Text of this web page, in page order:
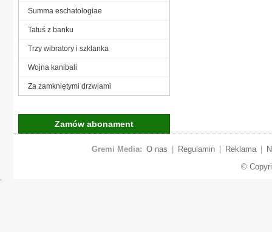
Summa eschatologiae
Tatuś z banku
Trzy wibratory i szklanka
Wojna kanibali
Za zamkniętymi drzwiami
Zamów abonament
Gremi Media: O nas Regulamin Reklama
©